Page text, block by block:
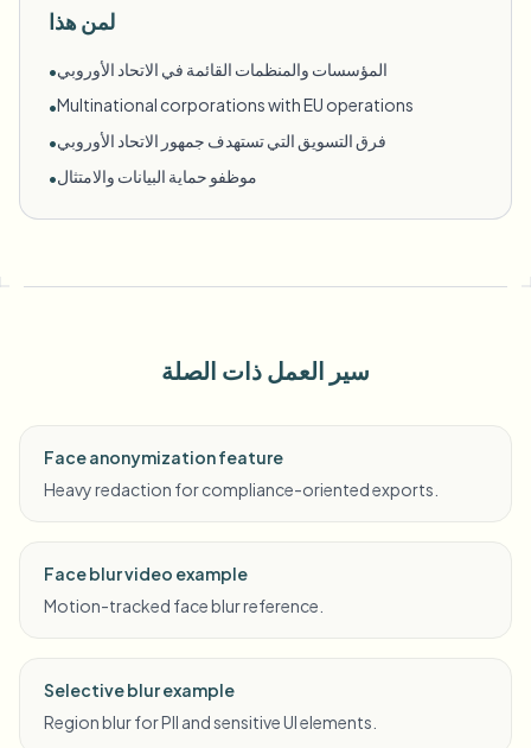
لمن هذا
•المؤسسات والمنظمات القائمة في الاتحاد الأوروبي
•Multinational corporations with EU operations
•فرق التسويق التي تستهدف جمهور الاتحاد الأوروبي
•موظفو حماية البيانات والامتثال
سير العمل ذات الصلة
Face anonymization feature
Heavy redaction for compliance-oriented exports.
Face blur video example
Motion-tracked face blur reference.
Selective blur example
Region blur for PII and sensitive UI elements.